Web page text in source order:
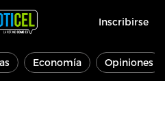
Inscribirse
Economía Opiniones